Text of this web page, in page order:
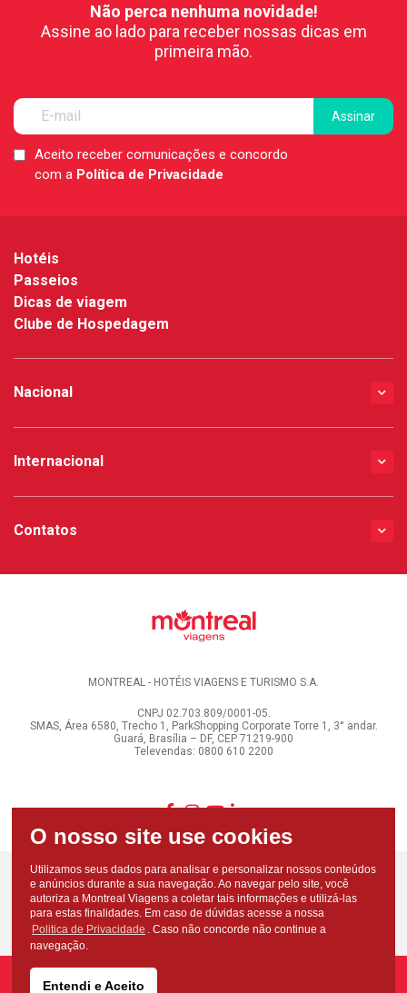
Não perca nenhuma novidade!
Assine ao lado para receber nossas dicas em
primeira mão.
LGPDAceito receber comunicações e concordo
com a Política de Privacidade
Hotéis
Passeios
Dicas de viagem
Clube de Hospedagem
Nacional
Internacional
Contatos
MONTREAL - HOTÉIS VIAGENS E TURISMO S.A.
CNPJ 02.703.809/0001-05.
SMAS, Área 6580, Trecho 1, ParkShopping Corporate Torre 1, 3° andar.
Guará, Brasília – DF, CEP 71219-900
Televendas: 0800 610 2200
Copyright - Todos os direitos reservados - Montreal Viagens - 2026
Utilizamos seus dados para analisar e personalizar nossos conteúdos
e anúncios durante a sua navegação. Ao navegar pelo site, você
autoriza a Montreal Viagens a coletar tais informações e utilizá-las
para estas finalidades. Em caso de dúvidas acesse a nossa
Politica de Privacidade . Caso não concorde não continue a
navegação.
Entendi e Aceito